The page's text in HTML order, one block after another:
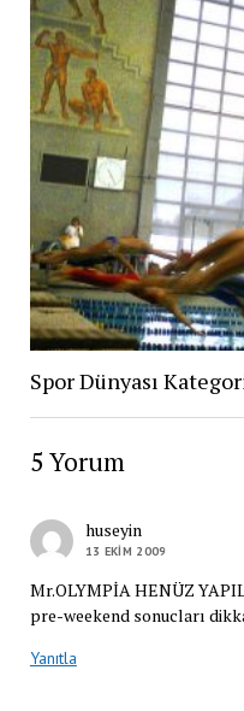
Spor Dünyası
5 Yorum
huseyin
13 EKIM 2009
Mr.OLYMPİA HENÜZ
pre-weekend sonucları
Yanıtla